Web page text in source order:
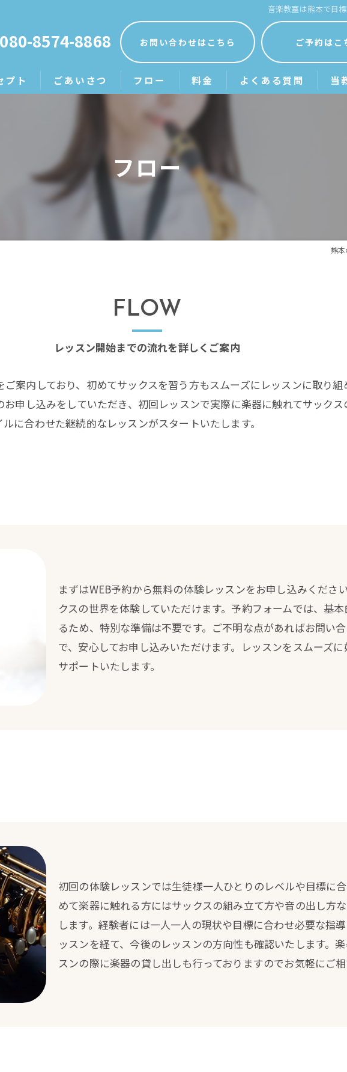
音楽教室は熊本で目
080-8574-8868 お問い合わせはこちら ご予約はこ
プト ごあいさつ フロー 料金 よくある質問 当
フロー
熊
レッスン開始までの流れを詳しくご案内
FLOW
案内しており、初めてサックスを習う方もスムーズにレッスンに取り
申し込みをしていただき、初回レッスンで実際に楽器に触れてサック
に合わせた継続的なレッスンがスタートいたします。
まずはWEB予約から無料の体験レッスンをお申し込みくださ
クスの世界を体験していただけます。予約フォームでは、基
るため、特別な準備は不要です。ご不明な点があればお問い
で、安心してお申し込みいただけます。レッスンをスムーズ
サポートいたします。
初回の体験レッスンでは生徒様一人ひとりのレベルや目標に
めて楽器に触れる方にはサックスの組み立て方や音の出し方
します。経験者には一人一人の現状や目標に合わせ必要な指
ッスンを経て、今後のレッスンの方向性も確認いたします。
スンの際に楽器の貸し出しも行っておりますのでお気軽にご相